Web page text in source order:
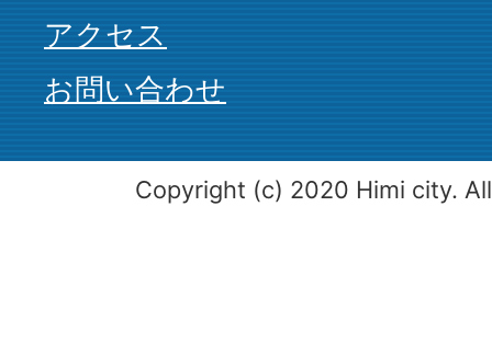
アクセス
お問い合わせ
Copyright (c) 2020 Himi city.